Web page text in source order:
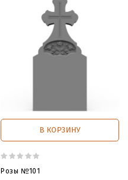
В КОРЗИНУ
Розы №101